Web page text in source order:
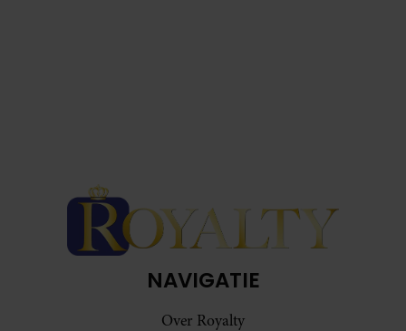
NAVIGATIE
Over Royalty